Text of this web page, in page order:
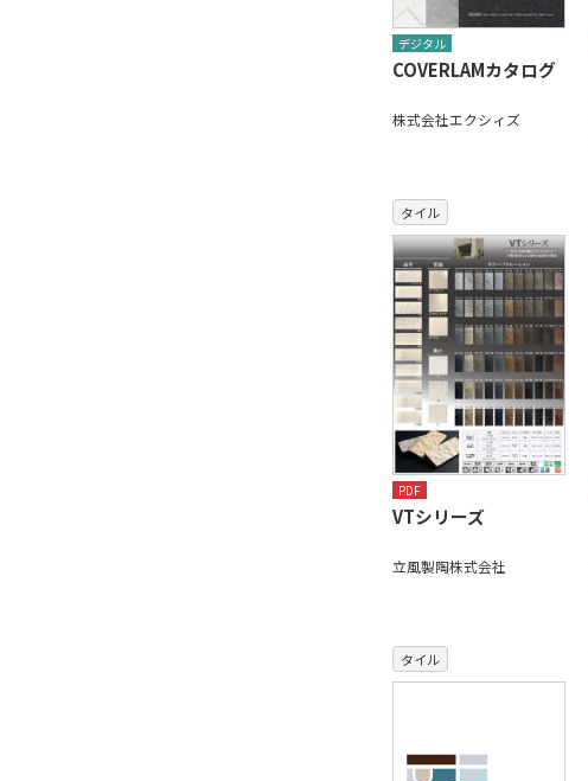
デジタル
COVERLAMカタログ
株式会社エクシィズ
タイル
PDF
VTシリーズ
立風製陶株式会社
タイル